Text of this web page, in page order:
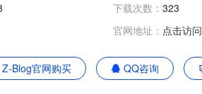
下载次数： 323
官网地址： 点击访问
Z-Blog官网购买 QQ咨询